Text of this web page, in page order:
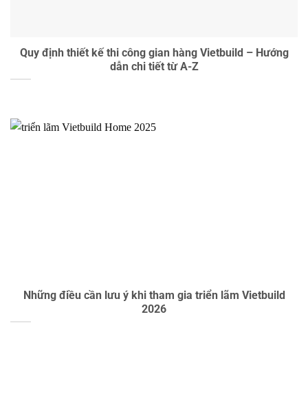
Quy định thiết kế thi công gian hàng Vietbuild – Hướng
dẫn chi tiết từ A-Z
Những điều cần lưu ý khi tham gia triển lãm Vietbuild
2026